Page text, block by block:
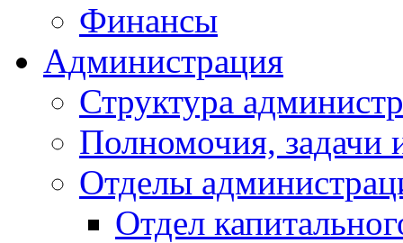
Финансы
Администрация
Структура
Полномочия, задачи
Отделы
Отдел